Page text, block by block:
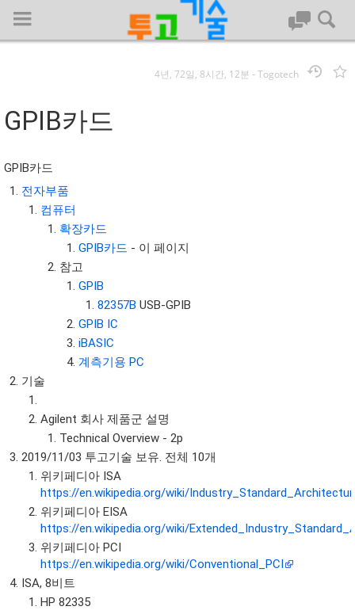
회사명 :
투고기술
| 대표 : 김명기 | 사업자번호 : 142-08-78939
전화 : 031-8065-5299 | 주소 : (16954)) 경기도 용인시 기흥구 흥덕1
로 13, B동(complex동) 1213호(영덕동,흥덕IT밸리)
COPYRIGHT (C) 투고기술 ALL RIGHTS RESEVED
투고기술 위키 저작권
4년, 72일, 8시간, 12분 -Togotech
GPIB카드
GPIB카드
전자부품
컴퓨터
확장카드
GPIB카드 - 이 페이지
참고
GPIB
82357B USB-GPIB
GPIB IC
iBASIC
계측기용 PC
기술
Agilent 회사 제품군 설명
Technical Overview - 2p
2019/11/03 투고기술 보유. 전체 10개
위키페디아 ISA
https://en.wikipedia.org/wiki/
위키페디아 EISA
https://en.wikipedia.org/wiki/
위키페디아 PCI
https://en.wikipedia.org/wiki/Conventional_PCI
ISA, 8비트
HP 82335